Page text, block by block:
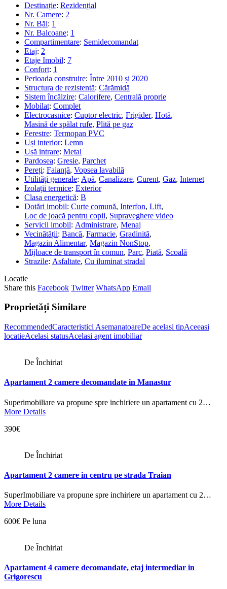
Destinație: Rezidențial
Nr. Camere: 2
Nr. Băi: 1
Nr. Balcoane: 1
Compartimentare: Semidecomandat
Etaj: 2
Etaje Imobil: 7
Confort: 1
Perioada construire: Între 2010 și 2020
Structura de rezistentă: Cărămidă
Sistem încălzire: Calorifere, Centrală proprie
Mobilat: Complet
Electrocasnice: Cuptor electric, Frigider, Hotă,
Masină de spălat rufe, Plită pe gaz
Ferestre: Termopan PVC
Uși interior: Lemn
Ușă intrare: Metal
Pardosea: Gresie, Parchet
Pereți: Faianță, Vopsea lavabilă
Utilități generale: Apă, Canalizare, Curent, Gaz, Internet
Izolații termice: Exterior
Clasa energetică: B
Dotări imobil: Curte comună, Interfon, Lift,
Loc de joacă pentru copii, Supraveghere video
Servicii imobil: Administrare, Menaj
Vecinătății: Bancă, Farmacie, Gradinită,
Magazin Alimentar, Magazin NonStop,
Mijloace de transport în comun, Parc, Piată, Scoală
Strazile: Asfaltate, Cu iluminat stradal
Locatie
Share this Facebook Twitter WhatsApp Email
Proprietăți Similare
RecommendedCaracteristici AsemanatoareDe acelasi tipAceeasi
locatieAcelasi statusAcelasi agent imobiliar
De Închiriat
Apartament 2 camere decomandate in Manastur
Superimobiliare va propune spre inchiriere un apartament cu 2…
More Details
390€
De Închiriat
Apartament 2 camere in centru pe strada Traian
SuperImobiliare va propune spre inchiriere un apartament cu 2…
More Details
600€ Pe luna
De Închiriat
Apartament 4 camere decomandate, etaj intermediar in
Grigorescu